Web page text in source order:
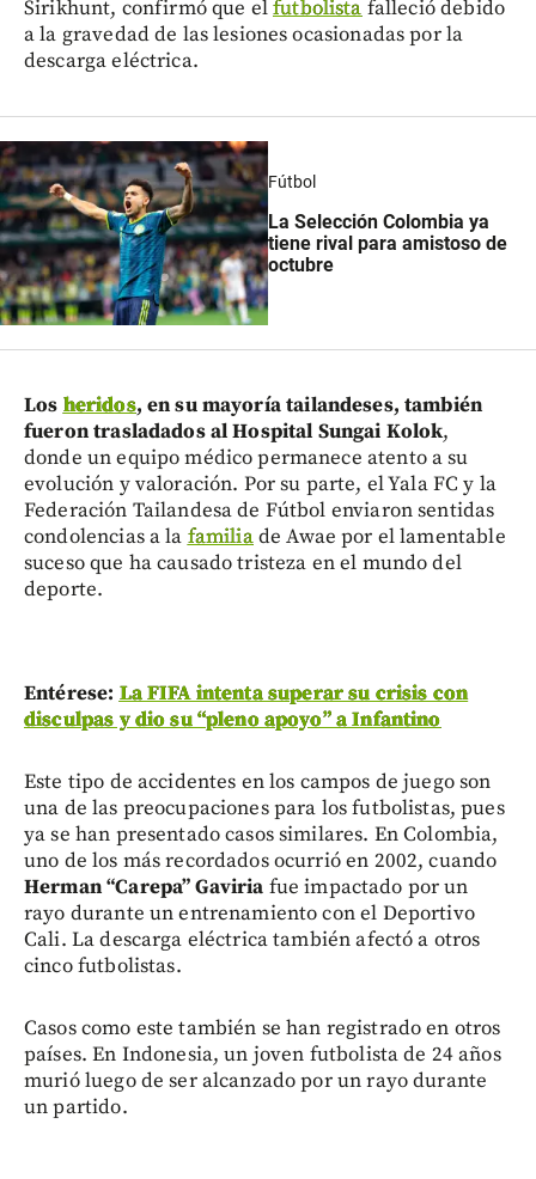
Sirikhunt, confirmó que elfutbolista falleció debido
a la gravedad de las lesiones ocasionadas por la
descarga eléctrica.
Fútbol
La Selección Colombia ya
tiene rival para amistoso de
octubre
Los heridos, en su mayoría tailandeses, también
fueron trasladados al Hospital Sungai Kolok,
donde un equipo médico permanece atento a su
evolución y valoración. Por su parte, el Yala FC y la
Federación Tailandesa de Fútbol enviaron sentidas
condolencias a la familiade Awae por el lamentable
suceso que ha causado tristeza en el mundo del
deporte.
Entérese: La FIFA intenta superar su crisis con
disculpas y dio su “pleno apoyo” a Infantino
Este tipo de accidentes en los campos de juego son
una de las preocupaciones para los futbolistas, pues
ya se han presentado casos similares. En Colombia,
uno de los más recordados ocurrió en 2002, cuando
Herman “Carepa” Gaviria fue impactado por un
rayo durante un entrenamiento con el Deportivo
Cali. La descarga eléctrica también afectó a otros
cinco futbolistas.
Casos como este también se han registrado en otros
países. En Indonesia, un joven futbolista de 24 años
murió luego de ser alcanzado por un rayo durante
un partido.